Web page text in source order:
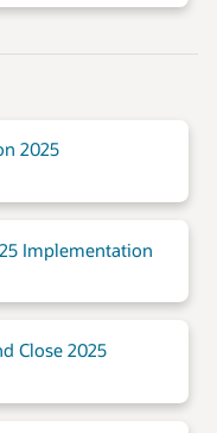
2025
Implementation
Close 2025